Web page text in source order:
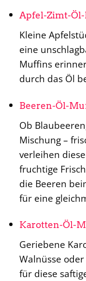
Apfel-Zimt-
Kleine
eine
Muffins
durch das Öl
Beeren-Öl-
Ob
Mischung –
verleihen
fruchtige
die Beeren
für eine
Karotten-Öl-
Geriebene
Walnüsse
für diese